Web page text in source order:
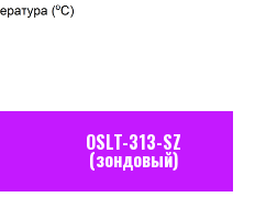
OSLT-313-SZ
(зондовый)